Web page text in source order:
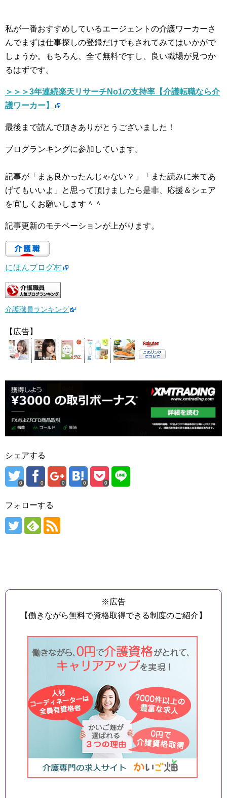
私が一番おすすめしているエージェントの介護ワーカーさ
んでまずは仕事探しの登録だけでもされてみてはいかがで
しょうか。もちろん、全て無料ですし、良い職場が見つか
るはずです。
＞＞＞3年連続楽天リサーチNo1の支持率【介護転職なら介
護ワーカー】
最後まで読んで頂きありがとうございました！
ブログランキングに参加しています。
記事が「まぁ良かったんじゃない？」「また読みに来てあ
げてもいいよ」と思って頂けましたら是非、応援＆シェア
を宜しくお願いします＾＾
記事更新のモチベーションが上がります。
にほんブログ村
介護職員ランキング
【広告】
シェアする
0 0 0 0 0
フォローする
※広告
【働きながら無料で資格取得できる制度のご紹介】